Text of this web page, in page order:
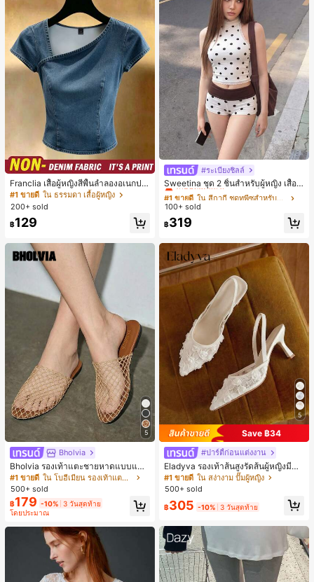
Franclia เสื้อผู้หญิงสีพื้นลำลองอเนกปร
ะสงค์สำหรับใส่ประจำวัน
#1 ขายดี ใน ธรรมดา เสื้อผู้หญิง
200+ sold
฿129
5
Bholvia
Bholvia รองเท้าแตะชายหาดแบบแบน
สบาย ๆ ลายฉลุมาใหม่สำหรับผู้หญิง
#1 ขายดี
ใน โบฮีเมียน รองเท้าแตะผู้หญิง
500+ sold
฿179 -10% 3 วันสุดท้าย
โดยประมาณ
#ระเบียงชิลล์
Sweetina ชุด 2 ชิ้นสำหรับผู้หญิง เสื้อก
ล้ามเข้ารูปพิมพ์ลายจุดสีบล็อกหลังเปิด
และกางเกงขาสั้นเอวพับ
#1 ขายดี
เกือบหมดแล้ว!
#1 ขายดี
เกือบหมดแล้ว!
#1 ขายดี
เกือบหมดแล้ว!
#1 ขายดี
100+ sold
฿319
5
Save ฿34
#ปาร์ตี้ก่อนแต่งงาน
Eladyva รองเท้าส้นสูงรัดส้นผู้หญิงมีดอ
กไม้ประดับตาข่ายเสริมและสามารถสว
มได้สองแบบ ส้นสูง 7 ซม. รูปแบบโรมัน
#1 ขายดี ใน สง่างาม ปั๊มผู้หญิง
500+ sold
฿305 -10% 3 วันสุดท้าย